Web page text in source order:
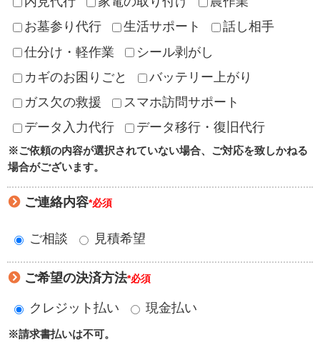
お墓参り代行
生活サポート
話し相手
仕分け・軽作業
シール剥がし
カギのお困りごと
バッテリー上がり
ガス欠の救援
スマホ訪問サポート
データ入力代行
データ移行・復旧代行
※ご依頼の内容が選択されていない場合、ご対応を致しかねる
場合がございます。
ご連絡内容*必須
ご相談 見積希望
ご希望の決済方法*必須
クレジット払い 現金払い
※請求書払いは不可。